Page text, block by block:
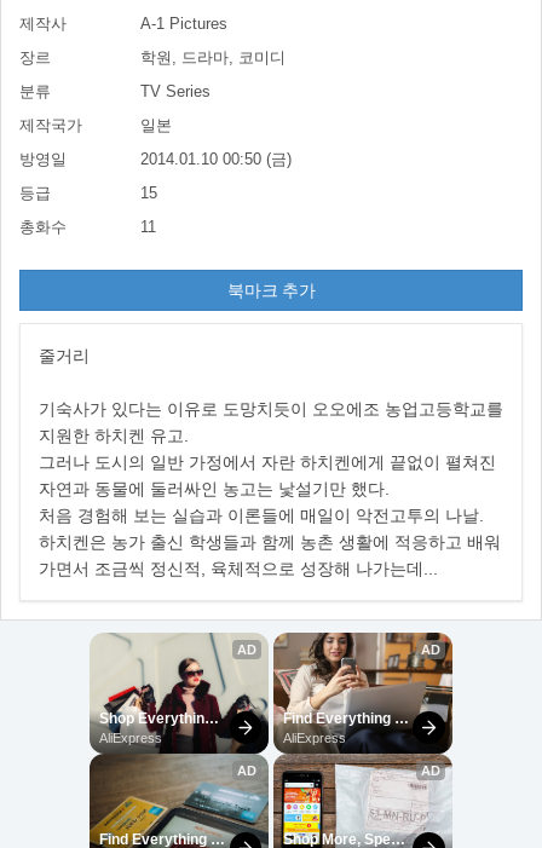
제작사
A-1 Pictures
장르
학원, 드라마, 코미디
분류
TV Series
제작국가
일본
방영일
2014.01.10 00:50 (금)
등급
15
총화수
11
북마크 추가
줄거리
기숙사가 있다는 이유로 도망치듯이 오오에조 농업고등학교를
지원한 하치켄 유고.
그러나 도시의 일반 가정에서 자란 하치켄에게 끝없이 펼쳐진
자연과 동물에 둘러싸인 농고는 낯설기만 했다.
처음 경험해 보는 실습과 이론들에 매일이 악전고투의 나날.
하치켄은 농가 출신 학생들과 함께 농촌 생활에 적응하고 배워
가면서 조금씩 정신적, 육체적으로 성장해 나가는데...